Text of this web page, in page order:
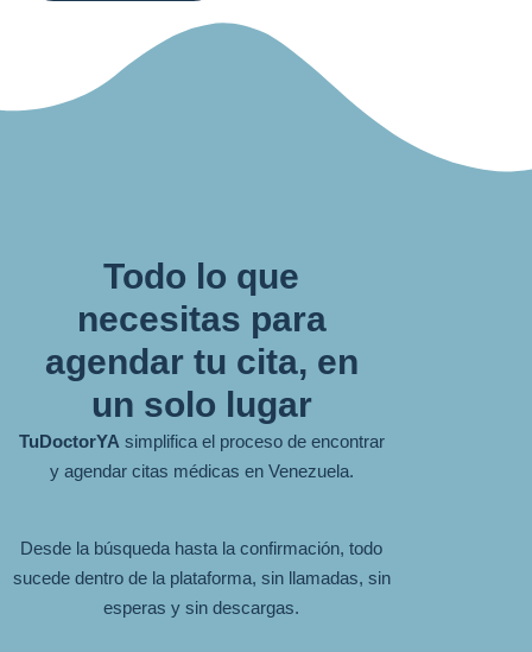
Todo lo que
necesitas para
agendar tu cita, en
un solo lugar
TuDoctorYA simplifica el proceso de encontrar
y agendar citas médicas en Venezuela.
Desde la búsqueda hasta la confirmación, todo
sucede dentro de la plataforma, sin llamadas, sin
esperas y sin descargas.